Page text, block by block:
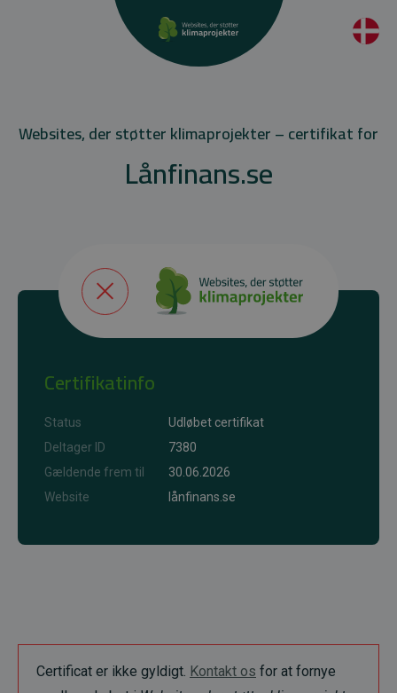
Websites, der støtter klimaprojekter – certifikat for
Lånfinans.se
Certifikatinfo
Status
Udløbet certifikat
Deltager ID
7380
Gældende frem til
30.06.2026
Website
lånfinans.se
Certificat er ikke gyldigt. Kontakt os for at fornye